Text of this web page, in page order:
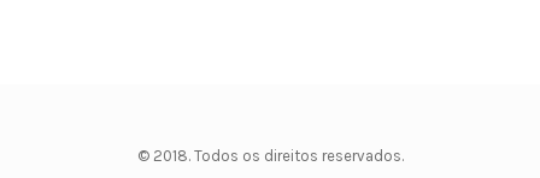
© 2018. Todos os direitos reservados.